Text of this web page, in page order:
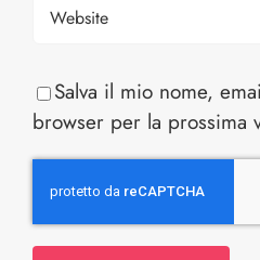
Salva il mio nome,
browser per la prossima